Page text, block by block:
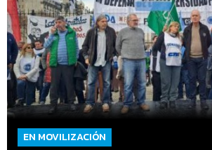
EN MOVILIZACIÓN